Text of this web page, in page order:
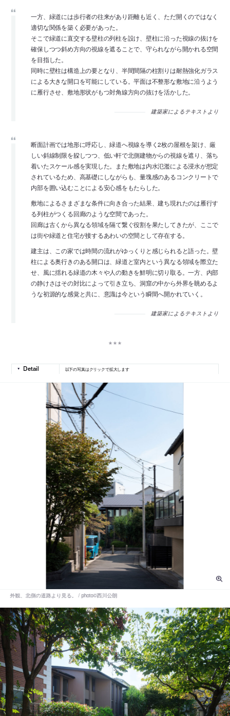
一方、緑道には歩行者の往来があり距離も近く、ただ開くのではなく
適切な関係を築く必要があった。
そこで緑道に直交する壁柱の列柱を設け、壁柱に沿った視線の抜けを
確保しつつ斜め方向の視線を遮ることで、守られながら開かれる空間
を目指した。
同時に壁柱は構造上の要となり、半間間隔の柱割りは耐熱強化ガラス
による大きな開口を可能にしている。平面は不整形な敷地に沿うよう
に雁行させ、敷地形状がもつ対角線方向の抜けを活かした。
建築家によるテキストより
断面計画では地形に呼応し、緑道へ視線を導く2枚の屋根を架け、厳
しい斜線制限を躱しつつ、低い軒で北側建物からの視線を遮り、落ち
着いたスケール感を実現した。また敷地は内水氾濫による浸水が想定
されているため、高基礎にしながらも、量塊感のあるコンクリートで
内部を囲い込むことによる安心感をもたらした。
敷地によるさまざまな条件に向き合った結果、建ち現れたのは雁行す
る列柱がつくる回廊のような空間であった。
回廊は古くから異なる領域を隔て繋ぐ役割を果たしてきたが、ここで
は街や緑道と住宅が接するあわいの空間として存在する。
建主は、この家では時間の流れがゆっくりと感じられると語った。壁
柱による奥行きのある開口は、緑道と室内という異なる領域を際立た
せ、風に揺れる緑道の木々や人の動きを鮮明に切り取る。一方、内部
の静けさはその対比によって引き立ち、洞窟の中から外界を眺めるよ
うな初源的な感覚と共に、意識は今という瞬間へ開かれていく。
建築家によるテキストより
以下の写真はクリックで拡大します